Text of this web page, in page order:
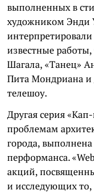
выполненных в
художником Энди
известные
Шагала, «Танец»
Пита Мондриана и
телешоу.
Другая серия
проблемам
города,
перформанса.
акций,
и исследующих то,